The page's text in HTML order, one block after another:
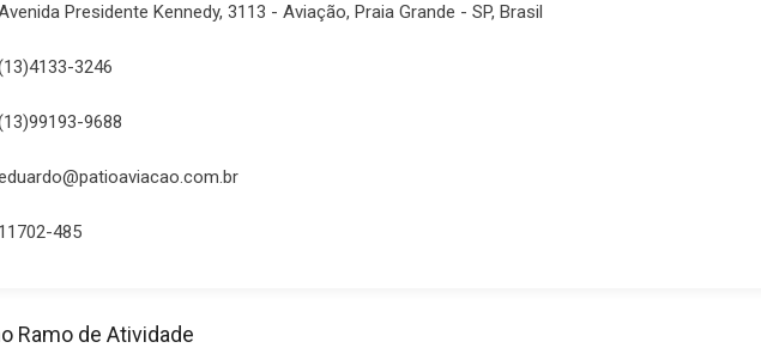
Presidente Kennedy, 3113 - Aviação, Praia Grande - SP, Brasil
3246
9688
11702-485
Ramo de Atividade